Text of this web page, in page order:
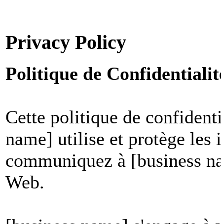
Privacy Policy
Politique de
Cette politique de
name] utilise et protège les
communiquez à [business
Web.